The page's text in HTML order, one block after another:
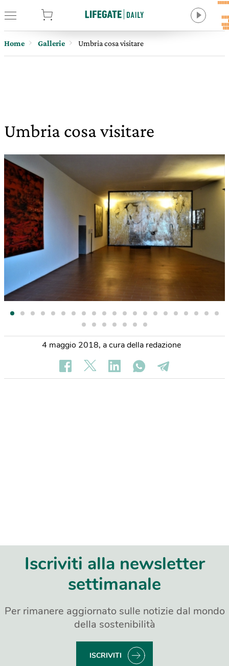
Home Gallerie Umbria cosa visitare
Umbria cosa visitare
4 maggio 2018, a cura della redazione
Iscriviti alla newsletter
settimanale
Per rimanere aggiornato sulle notizie dal mondo
della sostenibilità
ISCRIVITI